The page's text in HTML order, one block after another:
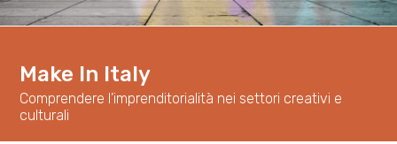
Make In Italy
Comprendere l’imprenditorialità nei settori creativi e
culturali